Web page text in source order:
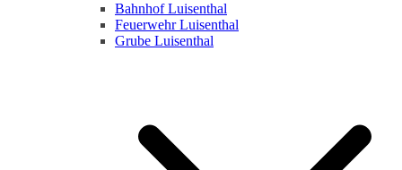
Bahnhof Luisenthal
Feuerwehr Luisenthal
Grube Luisenthal